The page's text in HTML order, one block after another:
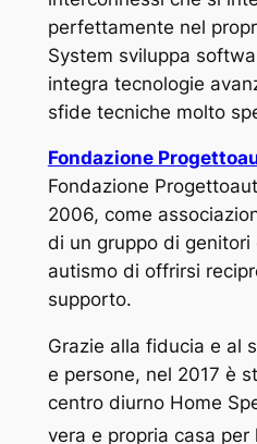
perfettamente nel
System sviluppa
integra tecnologie
sfide tecniche molto
Fondazione
Fondazione
2006, come
di un gruppo di
autismo di offrirsi
supporto.
Grazie alla fiducia e al
e persone, nel 2017 è
centro diurno Home
vera e propria casa per